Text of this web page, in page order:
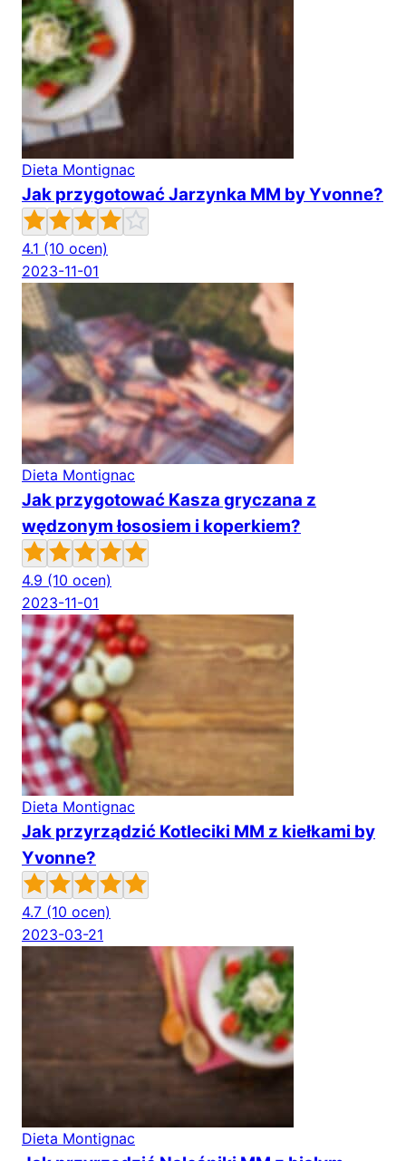
Dieta Montignac
Jak przygotować Jarzynka MM by Yvonne?
4.1 (10 ocen)
2023-11-01
Dieta Montignac
Jak przygotować Kasza gryczana z
wędzonym łososiem i koperkiem?
4.9 (10 ocen)
2023-11-01
Dieta Montignac
Jak przyrządzić Kotleciki MM z kiełkami by
Yvonne?
4.7 (10 ocen)
2023-03-21
Dieta Montignac